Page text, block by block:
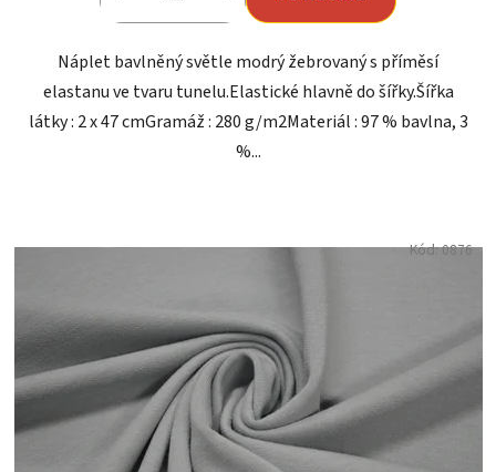
Náplet bavlněný světle modrý žebrovaný s příměsí
elastanu ve tvaru tunelu.Elastické hlavně do šířky.Šířka
látky : 2 x 47 cmGramáž : 280 g/m2Materiál : 97 % bavlna, 3
%...
Kód:0876